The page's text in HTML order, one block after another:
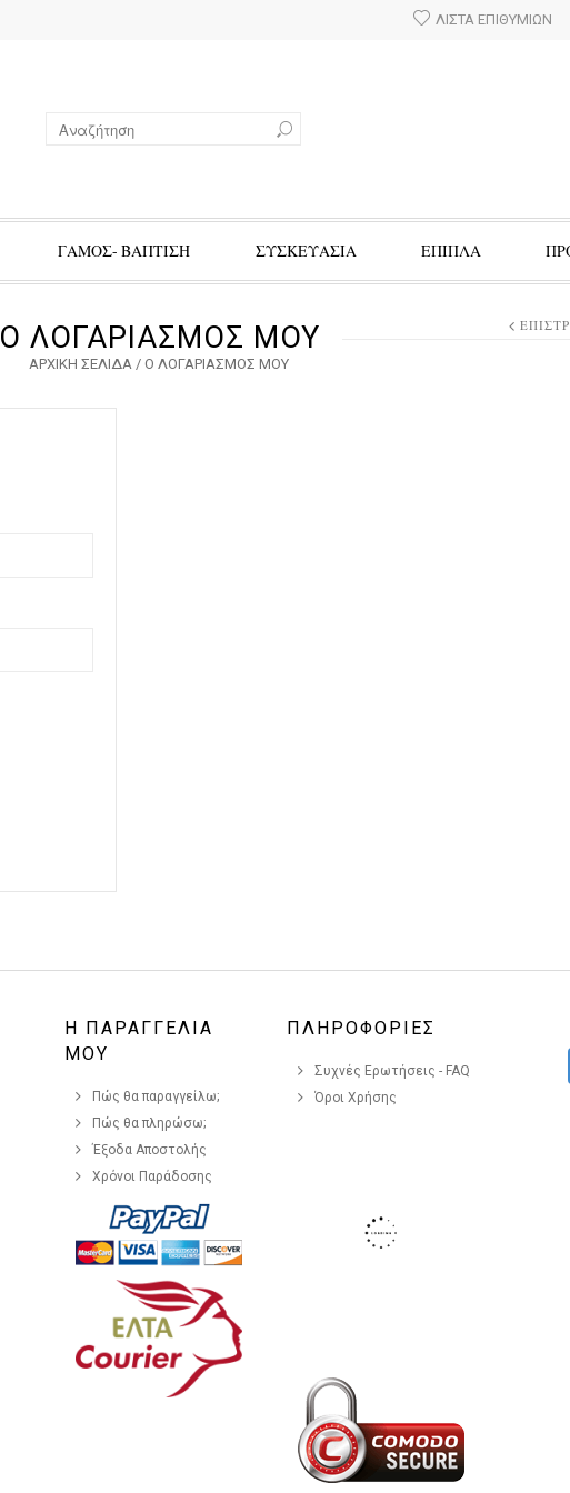
ΛΊΣΤΑ ΕΠΙΘΥΜΙΏΝ
ΓΑΜΟΣ- ΒΑΠΤΙΣΗ ΣΥΣΚΕΥΑΣΙΑ ΕΠΙΠΛΑ
Ο ΛΟΓΑΡΙΑΣΜΌΣ ΜΟΥ
ΑΡΧΙΚΉ ΣΕΛΊΔΑ / Ο ΛΟΓΑΡΙΑΣΜΌΣ ΜΟΥ
Η ΠΑΡΑΓΓΕΛΙΑ
ΜΟΥ
Πώς θα παραγγείλω;
Πώς θα πληρώσω;
Έξοδα Αποστολής
Χρόνοι Παράδοσης
ΠΛΗΡΟΦΟΡΙΕΣ
Συχνές Ερωτήσεις - FAQ
Όροι Χρήσης